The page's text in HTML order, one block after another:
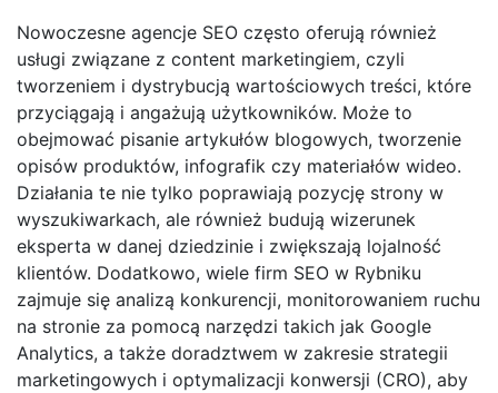
Nowoczesne agencje SEO często oferują również
usługi związane z content marketingiem, czyli
tworzeniem i dystrybucją wartościowych treści, które
przyciągają i angażują użytkowników. Może to
obejmować pisanie artykułów blogowych, tworzenie
opisów produktów, infografik czy materiałów wideo.
Działania te nie tylko poprawiają pozycję strony w
wyszukiwarkach, ale również budują wizerunek
eksperta w danej dziedzinie i zwiększają lojalność
klientów. Dodatkowo, wiele firm SEO w Rybniku
zajmuje się analizą konkurencji, monitorowaniem ruchu
na stronie za pomocą narzędzi takich jak Google
Analytics, a także doradztwem w zakresie strategii
marketingowych i optymalizacji konwersji (CRO), aby